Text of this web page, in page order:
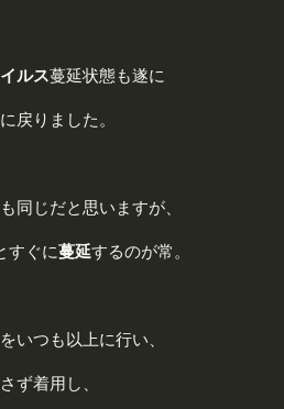
ルス蔓延状態も遂に
戻りました。
同じだと思いますが、
すぐに蔓延するのが常。
いつも以上に行い、
ず着用し、